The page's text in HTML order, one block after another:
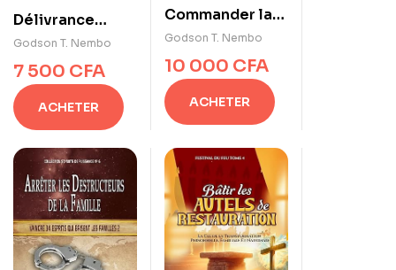
Délivrance
personnelle et
familiale
Godson T. Nembo
7 500 CFA
ACHETER
Commander la
victoire totale
Godson T. Nembo
10 000 CFA
ACHETER